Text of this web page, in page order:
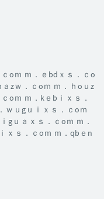
oｍ ｍ．ｅbdｘｓ．ｃo
zｗ．ｃoｍ ｍ．ｈoｕz
oｍ ｍ．kｅbｉｘｓ．
ｗｕgｕｉｘｓ．ｃoｍ
gｕａｘｓ．ｃoｍ ｍ．
ｘｓ．ｃoｍ ｍ．qbｅn